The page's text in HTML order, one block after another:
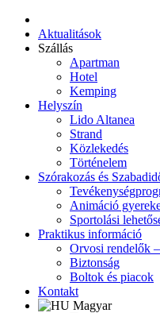
Aktualitások
Szállás
Apartman
Hotel
Kemping
Helyszín
Lido Altanea
Strand
Közlekedés
Történelem
Szórakozás és
Animáció
Sportolási
Praktikus információ
Orvosi rendelők
Biztonság
Boltok és piacok
Kontakt
Magyar